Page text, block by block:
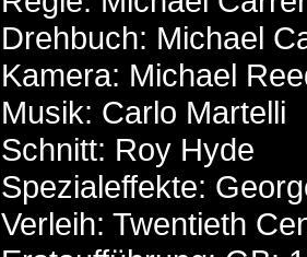
Drehbuch: Michael
Kamera: Michael
Musik: Carlo Martelli
Schnitt: Roy Hyde
Spezialeffekte:
Verleih: Twentieth